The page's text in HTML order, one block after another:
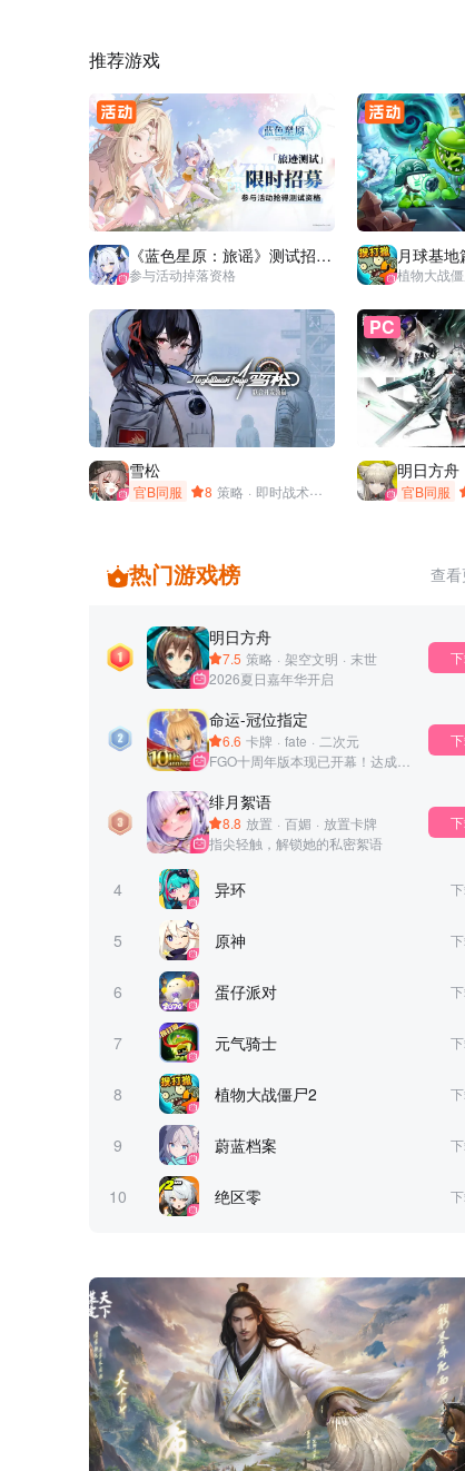
推荐游戏
《蓝色星原：旅谣》测试招募开
参与活动掉落资格
月球基地
植物大战
雪松
官B同服 8 策略 · 即时战术 · 硬核 · 战车 · 少女
PC
明日方舟
官B同服
热门游戏榜 查
明日方舟
7.5 策略 · 架空文明 · 末世
2026夏日嘉年华开启
命运-冠位指定
6.6 卡牌 · fate · 二次元
绯月絮语
8.8 放置 · 百媚 · 放置卡牌
指尖轻触，解锁她的私密絮语
4 异环
5 原神
6 蛋仔派对
7 元气骑士
8 植物大战僵尸2
9 蔚蓝档案
10 绝区零